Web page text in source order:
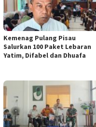
Kemenag Pulang Pisau
Salurkan 100 Paket Lebaran
Yatim, Difabel dan Dhuafa